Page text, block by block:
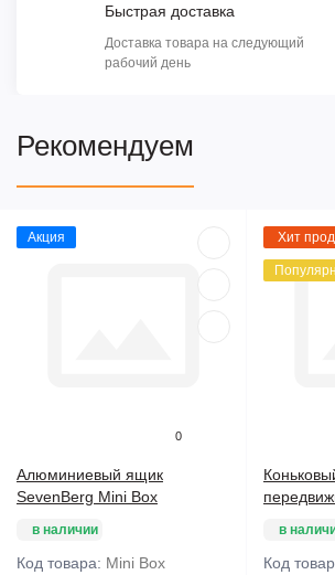
Быстрая доставка
Доставка товара на следующий
рабочий день
Рекомендуем
Акция
0
Алюминиевый ящик
SevenBerg Mini Box
в наличии
Код товара: Mini Box
Хит
в
Код